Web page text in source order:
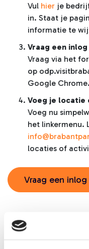
Vul hier je
in. Staat je
informatie te
Vraag een inlog
Vraag via het
op
Google Chrome.
Voeg je
Voeg nu
het linkermenu.
locaties of
Vraag een inlog